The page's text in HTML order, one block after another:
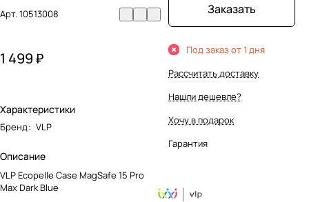
Арт.10513008
1 499 ₽
Характеристики
Бренд: VLP
Описание
VLP Ecopelle Case MagSafe 15 Pro
Max Dark Blue
Заказать
Под заказ от 1 дня
Рассчитать доставку
Нашли дешевле?
Хочу в подарок
Гарантия